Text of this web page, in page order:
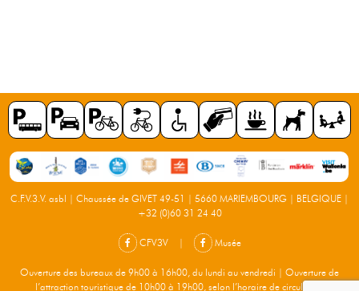
C.F.V.3.V. asbl | Chaussée de GIVET 49-51 | 5660 MARIEMBOURG | BELGIQUE |
+32 (0)60 31 24 40
CFV3V | Musée
Ouverture des bureaux de 9h00 à 16h00, du lundi au vendredi | Ouverture de
l’attraction touristique de 10h00 à 19h00, selon l’horaire de circulation